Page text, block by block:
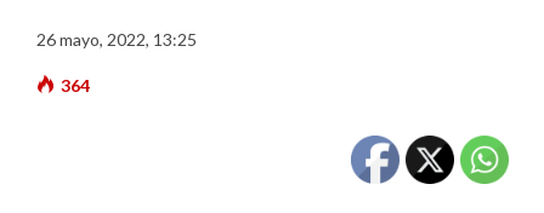
26 mayo, 2022, 13:25
364